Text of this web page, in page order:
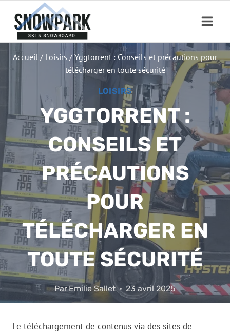
contenu
Accueil / Loisirs / Yggtorrent : Conseils et précautions pour
télécharger en toute sécurité
LOISIRS
YGGTORRENT :
CONSEILS ET
PRÉCAUTIONS
POUR
TÉLÉCHARGER EN
TOUTE SÉCURITÉ
ParEmilie Sallet 23 avril 2025
Le téléchargement de contenus via des sites de